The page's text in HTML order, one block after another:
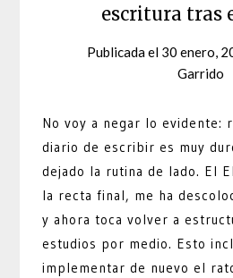
escritura tras
Publicada el 30 enero,
Garrido
No voy a negar lo evidente:
diario de escribir es muy
dejado la rutina de lado. El
la recta final, me ha
y ahora toca volver a
estudios por medio. Esto
implementar de nuevo el